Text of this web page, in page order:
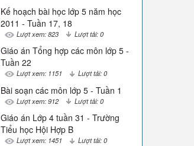
Kế hoạch bài học lớp 5 năm học
2011 - Tuần 17, 18
Lượt xem: 823 Lượt tải: 0
Giáo án Tổng hợp các môn lớp 5 -
Tuần 22
Lượt xem: 1151 Lượt tải: 0
Bài soạn các môn lớp 5 - Tuần 1
Lượt xem: 912 Lượt tải: 0
Giáo án Lớp 4 tuần 31 - Trường
Tiểu học Hội Hợp B
Lượt xem: 1451 Lượt tải: 0